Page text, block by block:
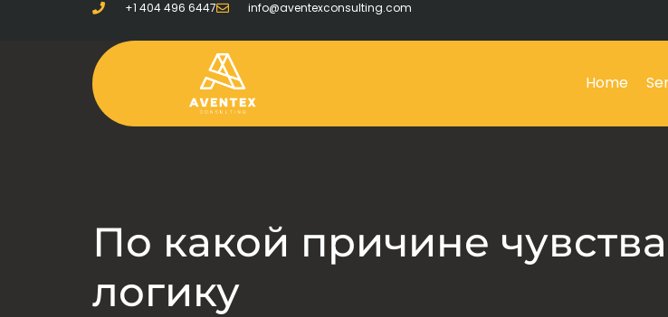
+1 404 496 6447 info@aventexconsulting.com
Home
По какой причине
логику